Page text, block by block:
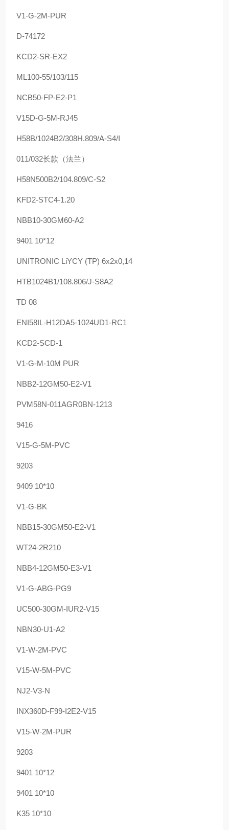
V1-G-2M-PUR
D-74172
KCD2-SR-EX2
ML100-55/103/115
NCB50-FP-E2-P1
V15D-G-5M-RJ45
H58B/1024B2/308H.809/A-S4/I
011/032长款（法兰）
H58N500B2/104.809/C-S2
KFD2-STC4-1.20
NBB10-30GM60-A2
9401 10*12
UNITRONIC LiYCY (TP) 6x2x0,14
HTB1024B1/108.806/J-S8A2
TD 08
ENI58IL-H12DA5-1024UD1-RC1
KCD2-SCD-1
V1-G-M-10M PUR
NBB2-12GM50-E2-V1
PVM58N-011AGR0BN-1213
9416
V15-G-5M-PVC
9203
9409 10*10
V1-G-BK
NBB15-30GM50-E2-V1
WT24-2R210
NBB4-12GM50-E3-V1
V1-G-ABG-PG9
UC500-30GM-IUR2-V15
NBN30-U1-A2
V1-W-2M-PVC
V15-W-5M-PVC
NJ2-V3-N
INX360D-F99-I2E2-V15
V15-W-2M-PUR
9203
9401 10*12
9401 10*10
K35 10*10